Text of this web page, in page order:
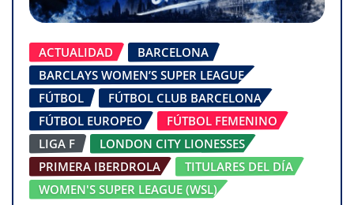
ACTUALIDAD
BARCELONA
BARCLAYS WOMEN’S SUPER LEAGUE
FÚTBOL
FÚTBOL CLUB BARCELONA
FÚTBOL EUROPEO
FÚTBOL FEMENINO
LIGA F
LONDON CITY LIONESSES
PRIMERA IBERDROLA
TITULARES DEL DÍA
WOMEN'S SUPER LEAGUE (WSL)